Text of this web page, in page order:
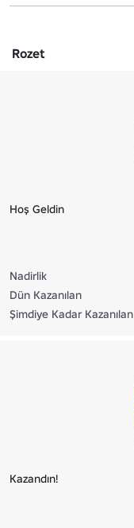
Rozet
Hoş Geldin
Nadirlik
Dün Kazanılan
Şimdiye Kadar Kazanılan
Kazandın!